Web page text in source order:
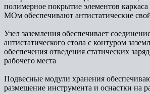
полимерное покрытие элементов
МОм обеспечивают антистатические
Узел заземления обеспечивает
антистатического стола с контуром
обеспечения отведения статических
рабочего места
Подвесные модули хранения
размещение инструмента и оснастки на